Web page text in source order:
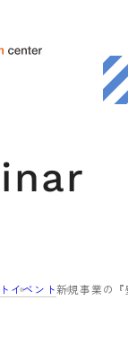
インセンターとは
イン相談デスク
イベント新規事業の